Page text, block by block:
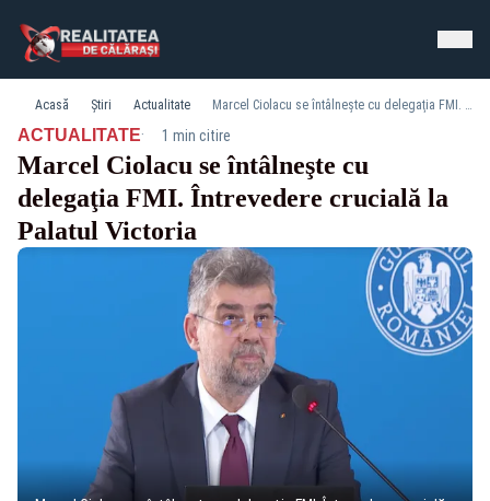
Acasă Știri Actualitate Marcel Ciolacu se întâlneşte cu delegaţia FMI. Întrevedere crucială la Palatul Victoria
ACTUALITATE· 1 min citire
Marcel Ciolacu se întâlneşte cu
delegaţia FMI. Întrevedere crucială la
Palatul Victoria